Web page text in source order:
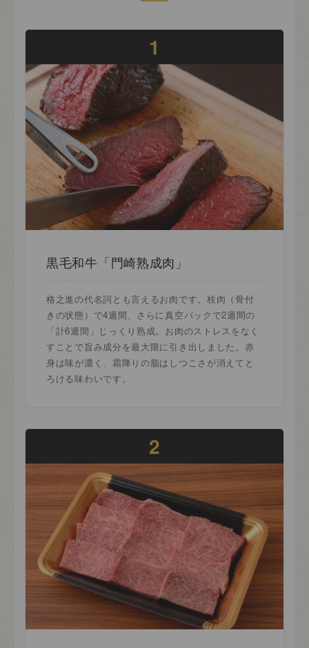
1
黒毛和牛「門崎熟成肉」
格之進の代名詞とも言えるお肉です。枝肉（骨付
きの状態）で4週間、さらに真空パックで2週間の
「計6週間」じっくり熟成。お肉のストレスをなく
すことで旨み成分を最大限に引き出しました。赤
身は味が濃く、霜降りの脂はしつこさが消えてと
ろける味わいです。
2